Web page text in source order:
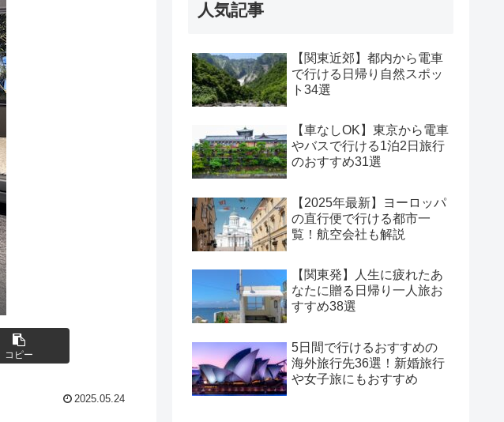
コピー
2025.05.24
人気記事
【関東近郊】都内から電車
で行ける日帰り自然スポッ
ト34選
【車なしOK】東京から電車
やバスで行ける1泊2日旅行
のおすすめ31選
【2025年最新】ヨーロッパ
の直行便で行ける都市一
覧！航空会社も解説
【関東発】人生に疲れたあ
なたに贈る日帰り一人旅お
すすめ38選
5日間で行けるおすすめの
海外旅行先36選！新婚旅行
や女子旅にもおすすめ